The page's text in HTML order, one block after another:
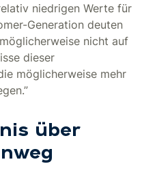
niedrigen Werte für
Generation deuten
nicht auf
dieser
möglicherweise mehr
über